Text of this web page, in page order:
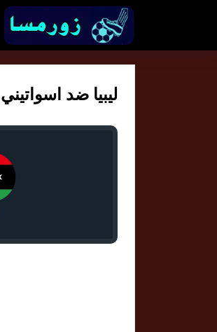
ليبيا ضد